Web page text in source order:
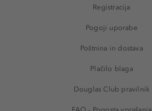
Registracija
Pogoji uporabe
Poštnina in dostava
Plačilo blaga
Douglas Club pravilnik